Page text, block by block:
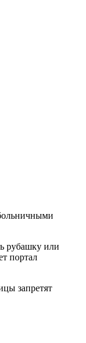
рубашку или
портал
запретят